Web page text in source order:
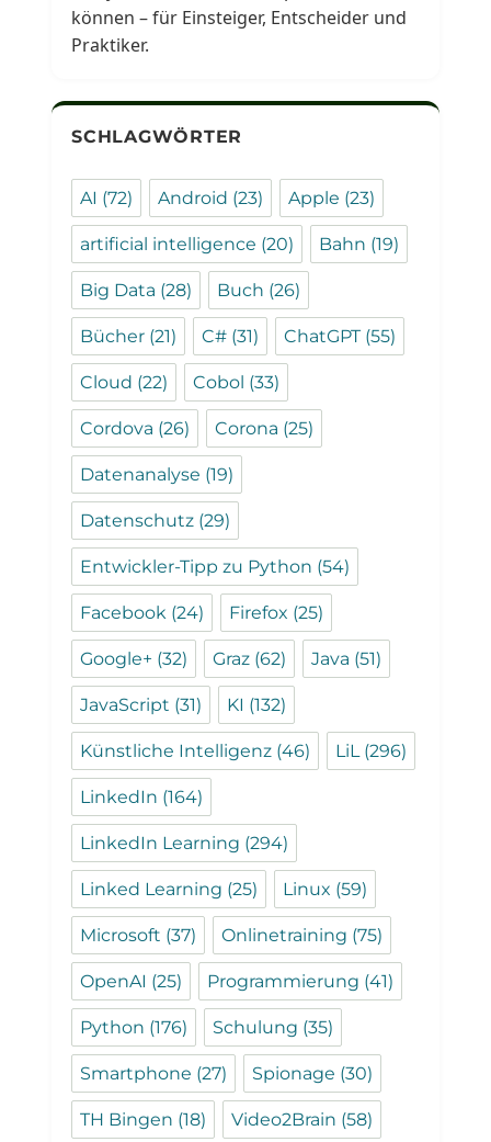
können – für Einsteiger, Entscheider und
Praktiker.
SCHLAGWÖRTER
AI (72) Android (23) Apple (23)
artificial intelligence (20) Bahn (19)
Big Data (28) Buch (26)
Bücher (21) C# (31) ChatGPT(55)
Cloud (22) Cobol (33)
Cordova (26) Corona (25)
Datenanalyse (19)
Datenschutz (29)
Entwickler-Tipp zu Python (54)
Facebook (24) Firefox (25)
Google+ (32) Graz (62) Java (51)
JavaScript (31) KI (132)
Künstliche Intelligenz (46) LiL(296)
LinkedIn (164)
LinkedIn Learning (294)
Linked Learning (25) Linux (59)
Microsoft (37) Onlinetraining (75)
OpenAI (25) Programmierung (41)
Python (176) Schulung (35)
Smartphone (27) Spionage (30)
TH Bingen (18) Video2Brain (58)